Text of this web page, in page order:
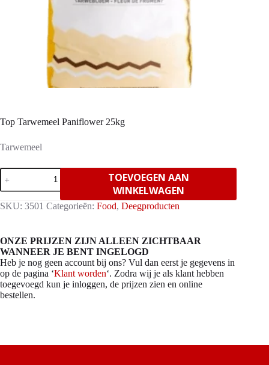
Top Tarwemeel Paniflower 25kg
Tarwemeel
Top
Tarwemeel
Paniflower
25kg
aantal
TOEVOEGEN AAN
WINKELWAGEN
SKU: 3501 Categorieën: Food, Deegproducten
ONZE PRIJZEN ZIJN ALLEEN ZICHTBAAR
WANNEER JE BENT INGELOGD
Heb je nog geen account bij ons? Vul dan eerst je gegevens in
op de pagina ‘Klant worden‘. Zodra wij je als klant hebben
toegevoegd kun je inloggen, de prijzen zien en online
bestellen.